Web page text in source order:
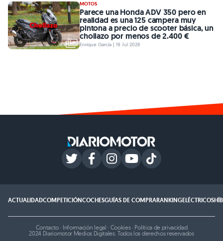
MOTOS
Parece una Honda ADV 350 pero en
realidad es una 125 campera muy
pintona a precio de scooter básica, un
chollazo por menos de 2.400 €
Enrique García | 19 Jul 2026
ACTUALIDADCOMPETICIÓNCOCHESGUÍAS DE COMPRARANKINGELÉCTRICOS
2024 Diariomotor Medios Digitales. Todos los derechos reservados
Contacto · Información legal · Cookies· Política de privacidad